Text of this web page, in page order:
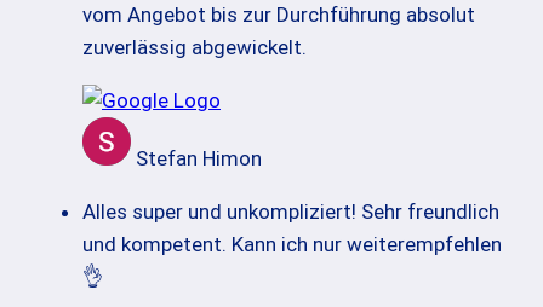
vom Angebot bis zur Durchführung absolut
zuverlässig abgewickelt.
Stefan Himon
Alles super und unkompliziert! Sehr freundlich
und kompetent. Kann ich nur weiterempfehlen
👌